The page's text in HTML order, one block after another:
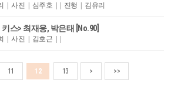
| 사진 | 심주호 | | 진행 | 김유리
키스> 최재웅, 박은태 [No.90]
| 사진 | 김호근 | |
11 12 13 > >>